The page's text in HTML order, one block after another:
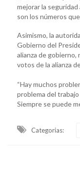
mejorar la
son los números
Asimismo, la
Gobierno del
alianza de
votos de la alianza
“Hay muchos
problema del
Siempre se puede
Categorias: